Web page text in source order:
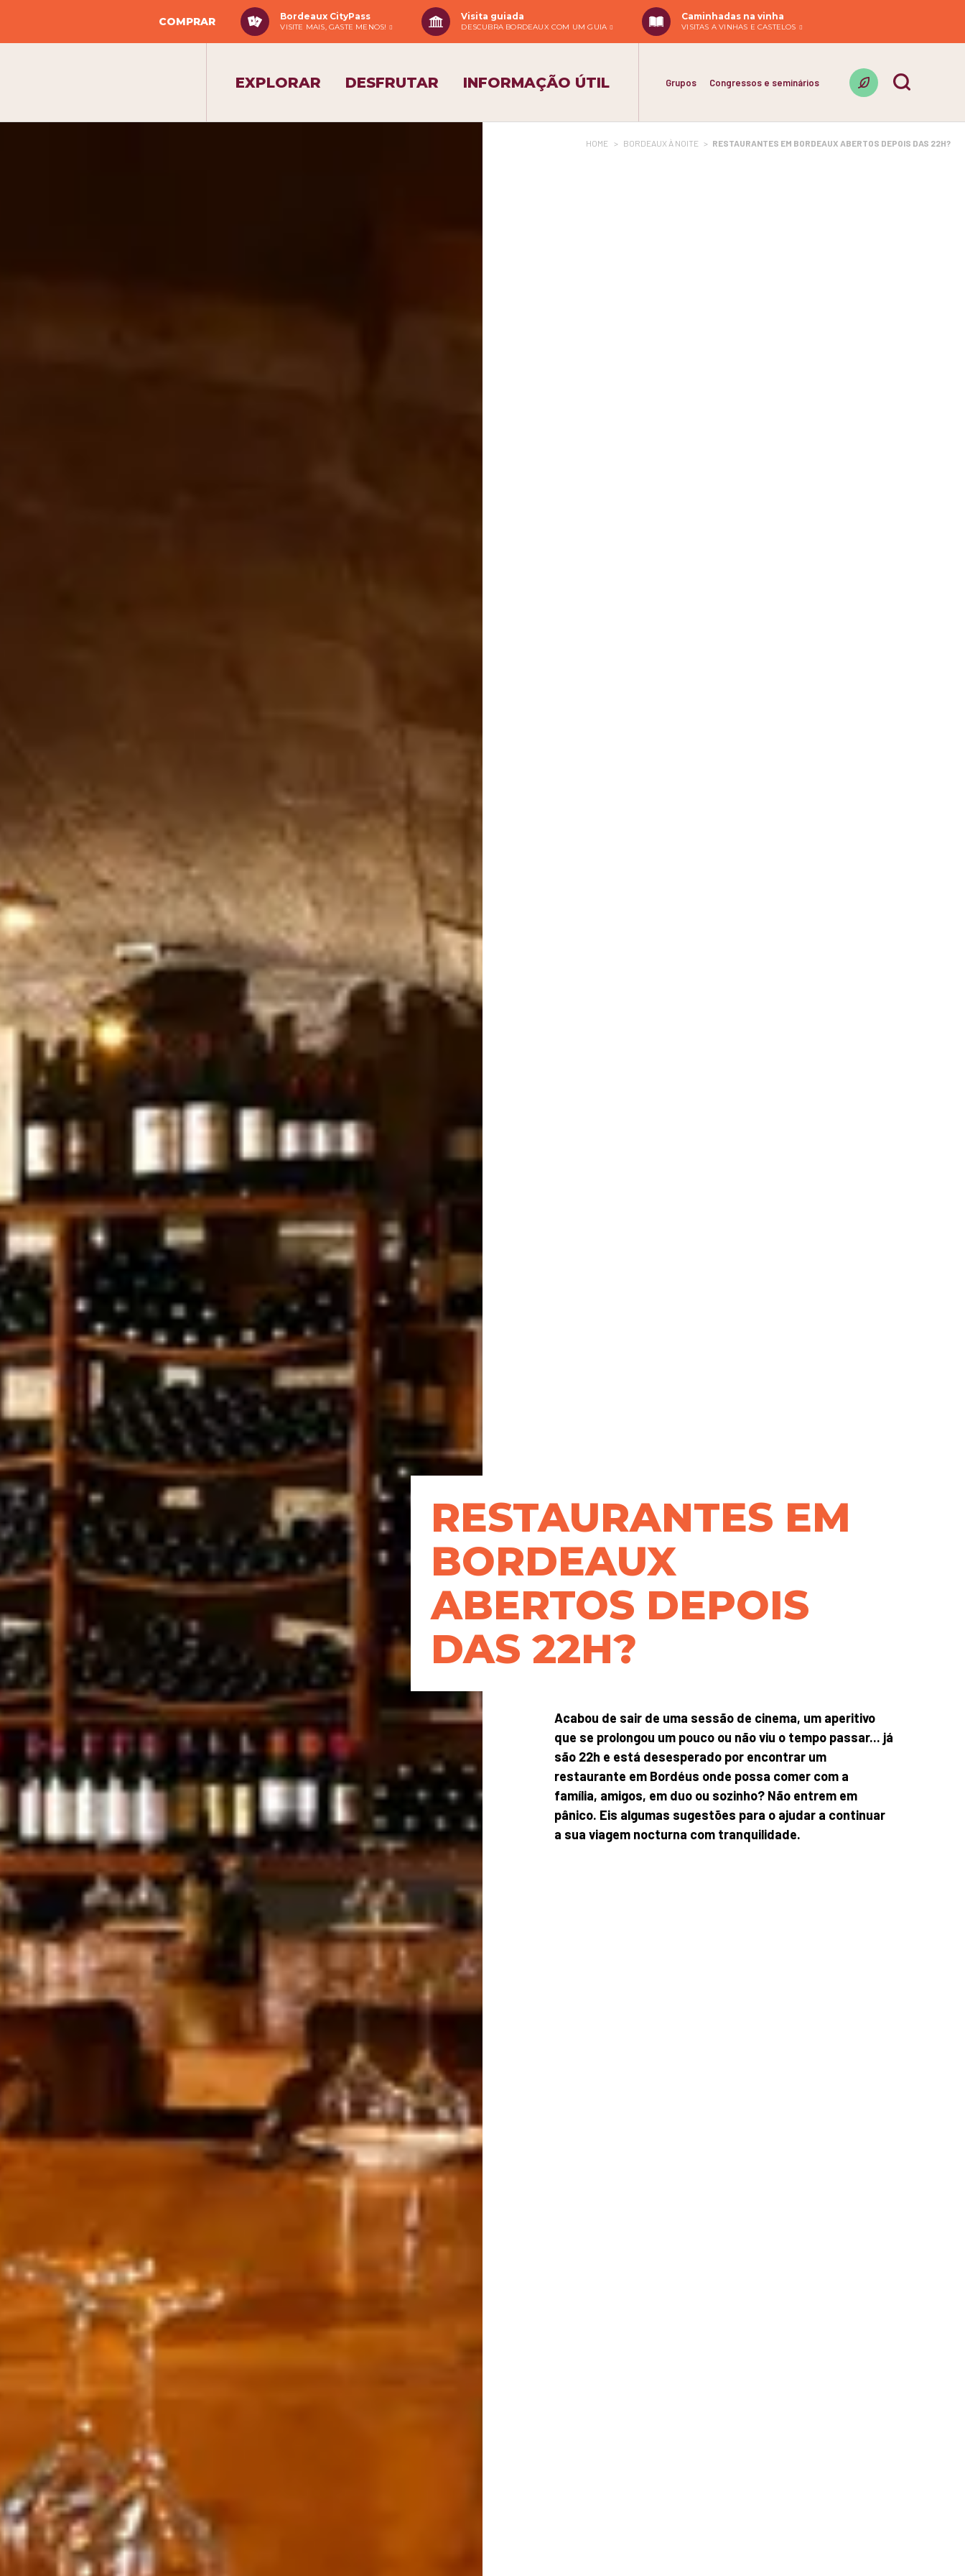
COMPRAR Bordeaux CityPass
VISITE MAIS, GASTE MENOS!
Visita guiada
DESCUBRA BORDEAUX COM UM GUIA
Caminhadas na vinha
VISITAS A VINHAS E CASTELOS
EXPLORAR DESFRUTAR INFORMAÇÃO ÚTIL Grupos Congressos e seminários
HOME > BORDEAUX À NOITE > RESTAURANTES EM BORDEAUX ABERTOS DEPOIS DAS 22H?
RESTAURANTES EM
BORDEAUX
ABERTOS DEPOIS
DAS 22H?
Acabou de sair de uma sessão de cinema, um aperitivo
que se prolongou um pouco ou não viu o tempo passar... já
são 22h e está desesperado por encontrar um
restaurante em Bordéus onde possa comer com a
família, amigos, em duo ou sozinho? Não entrem em
pânico. Eis algumas sugestões para o ajudar a continuar
a sua viagem nocturna com tranquilidade.